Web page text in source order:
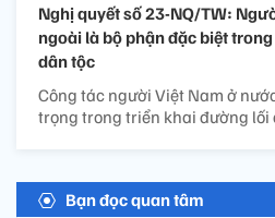
Nghị quyết số 23-NQ/TW:
ngoài là bộ phận đặc biệt
dân tộc
Công tác người Việt Nam ở
trọng trong triển khai đường lối
Bạn đọc quan tâm